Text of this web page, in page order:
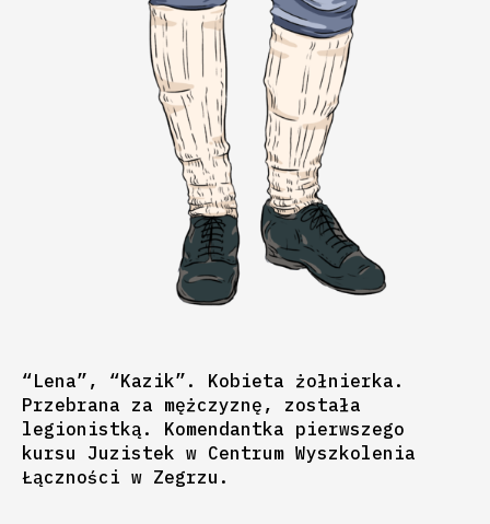
“Lena”, “Kazik”. Kobieta żołnierka.
Przebrana za mężczyznę, została
legionistką. Komendantka pierwszego
kursu Juzistek w Centrum Wyszkolenia
Łączności w Zegrzu.